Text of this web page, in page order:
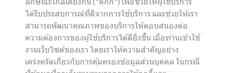
ได้รับประสบการณ์ที่ดีจากการใช้บริการ และช่วยให้เรา
สามารถพัฒนาคุณภาพของบริการให้ตอบสนองต่อ
ความต้องการของผู้ใช้บริการได้ดียิ่งขึ้น เมื่อท่านเข้าใช้
งานเว็บไซต์ของเรา โดยเราให้ความสำคัญอย่าง
เคร่งครัดเกี่ยวกับการคุ้มครองข้อมูลส่วนบุคคล ในกรณี